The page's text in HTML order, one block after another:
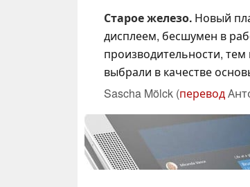
Старое железо. Новый
дисплеем, бесшумен в
производительности,
выбрали в качестве
Sascha Mölck (перевод